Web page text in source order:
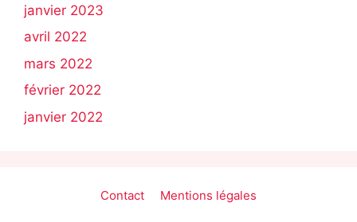
janvier 2023
avril 2022
mars 2022
février 2022
janvier 2022
Contact Mentions légales